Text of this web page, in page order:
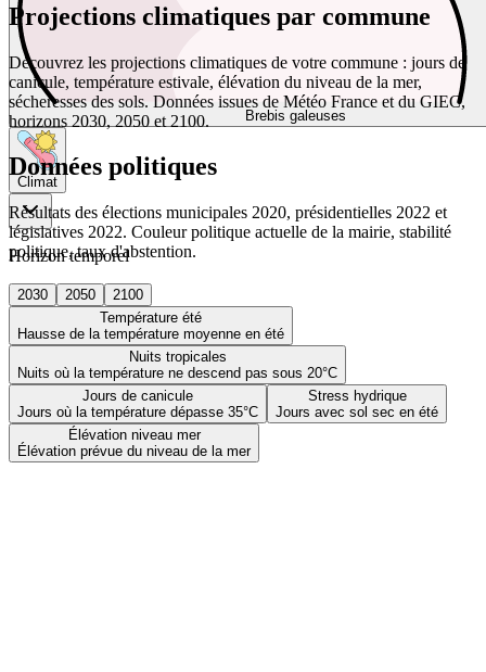
Brebis galeuses
Climat
Horizon temporel
2030 2050
2100
Température été
Hausse de la température moyenne en été
Nuits tropicales
Nuits où la température ne descend pas sous 20°C
Jours de canicule
Jours où la température dépasse 35°C
Stress hydrique
Jours avec sol sec en été
Élévation niveau mer
Élévation prévue du niveau de la mer
Projections climatiques par commune
Découvrez les projections climatiques de votre commune : jours de
canicule, température estivale, élévation du niveau de la mer,
sécheresses des sols. Données issues de Météo France et du GIEC,
horizons 2030, 2050 et 2100.
Données politiques
Résultats des élections municipales 2020, présidentielles 2022 et
législatives 2022. Couleur politique actuelle de la mairie, stabilité
politique, taux d'abstention.